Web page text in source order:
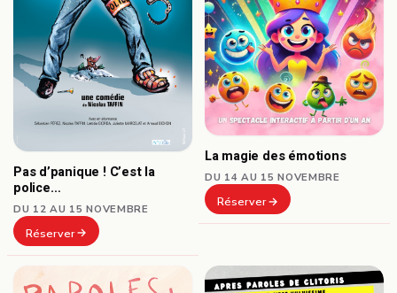
Pas d’panique ! C’est la
police…
DU 12 AU 15 NOVEMBRE
Réserver
La magie des émotions
DU 14 AU 15 NOVEMBRE
Réserver